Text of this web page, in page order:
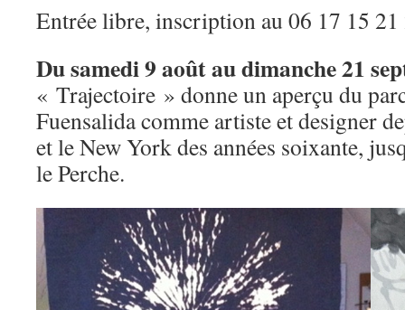
Entrée libre, inscription au 06 17 15 21
Du samedi 9 août au dimanche 21
« Trajectoire » donne un aperçu du
Fuensalida comme artiste et designer
et le New York des années soixante,
le Perche.